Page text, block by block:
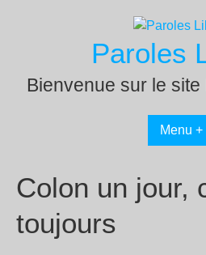
Paroles
Bienvenue sur le
Menu +
Colon un jour,
toujours